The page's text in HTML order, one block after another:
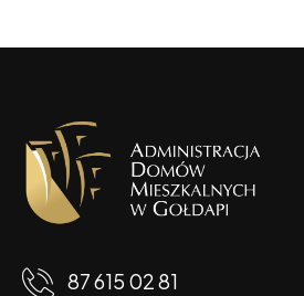
87 615 02 81